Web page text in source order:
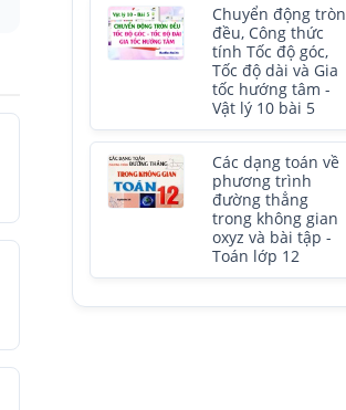
Chuyển động tròn
đều, Công thức
tính Tốc độ góc,
Tốc độ dài và Gia
tốc hướng tâm -
Vật lý 10 bài 5
Các dạng toán về
phương trình
đường thẳng
trong không gian
oxyz và bài tập -
Toán lớp 12